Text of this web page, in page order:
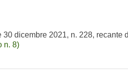
dicembre 2021, n. 228,
n. 8)